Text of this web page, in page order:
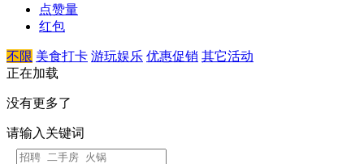
点赞量
红包
不限 美食打卡 游玩娱乐 优惠促销 其它活动
正在加载
没有更多了
请输入关键词